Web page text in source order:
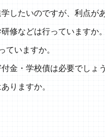
したいのですが、利点が
修などは行っていますか。
ていますか。
金・学校債は必要でしょう
りますか。